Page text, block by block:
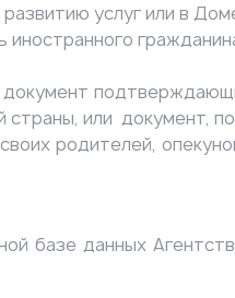
услуг или в
или документ,
родителей,
базе данных